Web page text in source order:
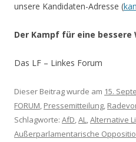
unsere Kandidaten-Adresse (
Der Kampf für eine
Das LF – Linkes Forum
Dieser Beitrag wurde am 15.
FORUM, Pressemitteilung,
Schlagworte: AfD,AL,Alternative
Außerparlamentarische